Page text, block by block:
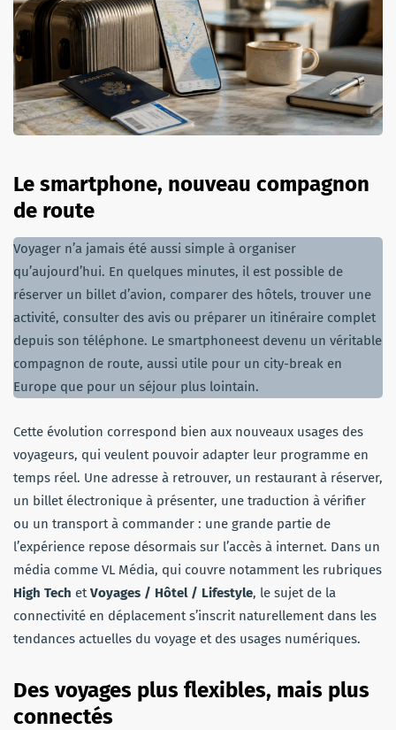
Le smartphone, nouveau compagnon
de route
Voyager n’a jamais été aussi simple à organiser
qu’aujourd’hui. En quelques minutes, il est possible de
réserver un billet d’avion, comparer des hôtels, trouver une
activité, consulter des avis ou préparer un itinéraire complet
depuis son téléphone. Le smartphoneest devenu un véritable
compagnon de route, aussi utile pour un city-break en
Europe que pour un séjour plus lointain.
Cette évolution correspond bien aux nouveaux usages des
voyageurs, qui veulent pouvoir adapter leur programme en
temps réel. Une adresse à retrouver, un restaurant à réserver,
un billet électronique à présenter, une traduction à vérifier
ou un transport à commander : une grande partie de
l’expérience repose désormais sur l’accès à internet. Dans un
média comme VL Média, qui couvre notamment les rubriques
High Tech etVoyages / Hôtel / Lifestyle, le sujet de la
connectivité en déplacement s’inscrit naturellement dans les
tendances actuelles du voyage et des usages numériques.
Des voyages plus flexibles, mais plus
connectés